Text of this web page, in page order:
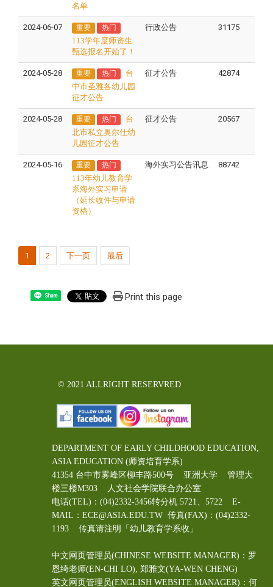
名单
2024-06-07 重要 热门
113学年度师资生
甄选报名开始了！
行政公告 31175
2024-05-28 重要 热门
台
中市圣雅各幼儿园
征才公告
征才公告 42874
2024-05-28 重要 热门
台
北市私立奥尔仕幼
儿园征才公告
征才公告 20567
2024-05-16 重要 热门
113年幼儿教育学
系海外实习申请
（延长收件与申请
资格）
海外实习公告讯息 88742
1 2 下一页 最后
Share Print this page
© 2021 ALLRIGHT RESERVRED
DEPARTMENT OF EARLY CHILDHOOD EDUCATION,
ASIA EDUCATION (师资培育学系)
41354 台中市雾峰区柳丰路500号 亚洲大学 管理大
楼三楼M303 人文社会学院联合办公室
电话(TEL)：(04)2332-3456转分机 5721、5722 E-
MAIL：ECE@ASIA.EDU.TW 传真(FAX)：(04)2332-
1193 传真请注明「幼儿教育学系收」
中文网页管理员(CHINESE WEBSITE MANAGER)：罗
恩绮老师(EN-CHI LO), 郑雅文(YA-WEN CHENG)
英文网页管理员(ENGLISH WEBSITE MANAGER)：何